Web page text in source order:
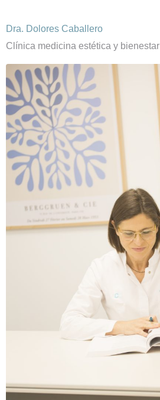
Dra. Dolores Caballero
Clínica medicina estética y bienestar